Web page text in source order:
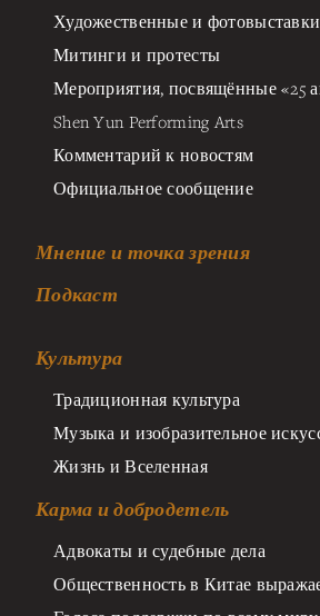
Художественные и фотовыставки
Митинги и протесты
Мероприятия, посвящённые «25
Shen Yun Performing Arts
Комментарий к новостям
Официальное сообщение
Мнение и точка зрения
Подкаст
Культура
Традиционная культура
Музыка и изобразительное
Жизнь и Вселенная
Карма и добродетель
Адвокаты и судебные дела
Общественность в Китае